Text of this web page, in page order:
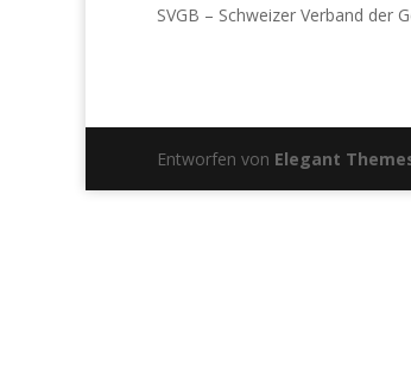
SVGB – Schweizer Verband der
Entworfen von Elegant